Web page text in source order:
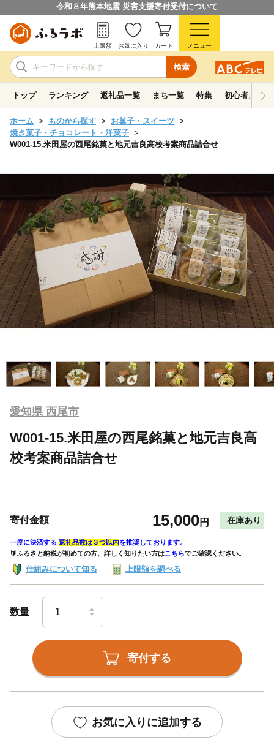
令和８年熊本地震 災害支援寄付受付について
検索
上限額 お気に入り カート メニュー
トップ ランキング 返礼品一覧 まち一覧 特集 初心者ガイド
ホーム ものから探す
お菓子・スイーツ
焼き菓子・チョコレート・洋菓子
W001-15.米田屋の西尾銘菓と地元吉良高校考案商品詰合せ
愛知県 西尾市
W001-15.米田屋の西尾銘菓と地元吉良高
校考案商品詰合せ
寄付金額 15,000円 在庫あり
一度に決済する 返礼品数は３つ以内を推奨しております。
🔰ふるさと納税が初めての方、詳しく知りたい方はこちらでご確認ください。
仕組みについて知る 上限額を調べる
数量
寄付する
お気に入りに追加する